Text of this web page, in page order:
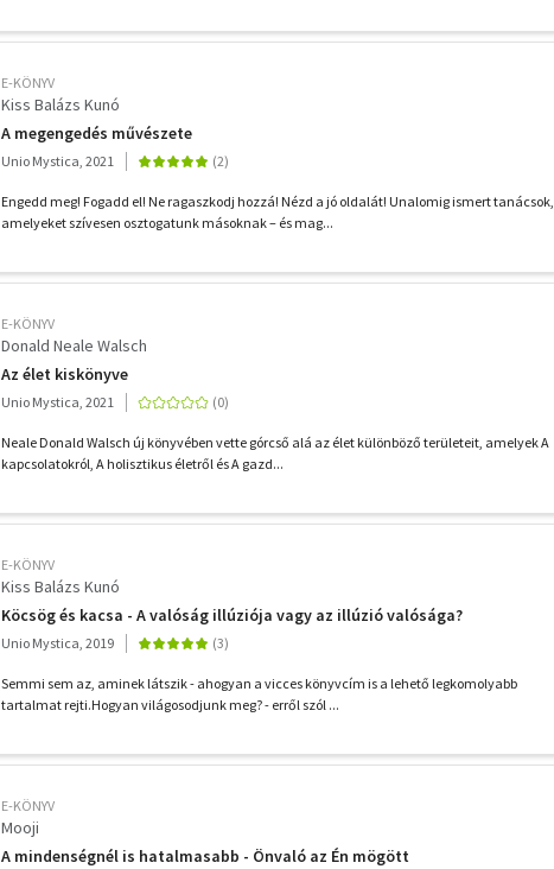
E-KÖNYV
Kiss Balázs Kunó
A megengedés művészete
Unio Mystica, 2021
Engedd meg! Fogadd el! Ne ragaszkodj hozzá! Nézd a jó oldalát! Unalomig ismert tanácsok,
amelyeket szívesen osztogatunk másoknak – és mag...
E-KÖNYV
Donald Neale Walsch
Az élet kiskönyve
Unio Mystica, 2021
Neale Donald Walsch új könyvében vette górcső alá az élet különböző területeit, amelyek A
kapcsolatokról, A holisztikus életről és A gazd...
E-KÖNYV
Kiss Balázs Kunó
Köcsög és kacsa - A valóság illúziója vagy az illúzió valósága?
Unio Mystica, 2019
Semmi sem az, aminek látszik - ahogyan a vicces könyvcím is a lehető legkomolyabb
tartalmat rejti.Hogyan világosodjunk meg? - erről szól ...
E-KÖNYV
Mooji
A mindenségnél is hatalmasabb - Önvaló az Én mögött